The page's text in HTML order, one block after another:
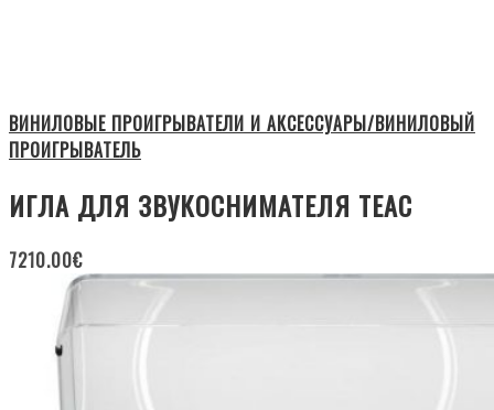
ВИНИЛОВЫЕ ПРОИГРЫВАТЕЛИ И АКСЕССУАРЫ/ВИНИЛОВЫЙ
ПРОИГРЫВАТЕЛЬ
ИГЛА ДЛЯ ЗВУКОСНИМАТЕЛЯ TEAC
7210.00€